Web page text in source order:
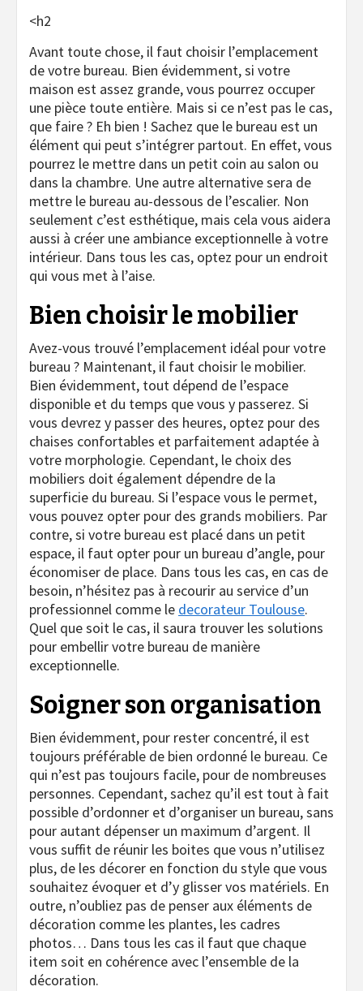
<h2
Avant toute chose, il faut choisir l’emplacement
de votre bureau. Bien évidemment, si votre
maison est assez grande, vous pourrez occuper
une pièce toute entière. Mais si ce n’est pas le cas,
que faire ? Eh bien ! Sachez que le bureau est un
élément qui peut s’intégrer partout. En effet, vous
pourrez le mettre dans un petit coin au salon ou
dans la chambre. Une autre alternative sera de
mettre le bureau au-dessous de l’escalier. Non
seulement c’est esthétique, mais cela vous aidera
aussi à créer une ambiance exceptionnelle à votre
intérieur. Dans tous les cas, optez pour un endroit
qui vous met à l’aise.
Bien choisir le mobilier
Avez-vous trouvé l’emplacement idéal pour votre
bureau ? Maintenant, il faut choisir le mobilier.
Bien évidemment, tout dépend de l’espace
disponible et du temps que vous y passerez. Si
vous devrez y passer des heures, optez pour des
chaises confortables et parfaitement adaptée à
votre morphologie. Cependant, le choix des
mobiliers doit également dépendre de la
superficie du bureau. Si l’espace vous le permet,
vous pouvez opter pour des grands mobiliers. Par
contre, si votre bureau est placé dans un petit
espace, il faut opter pour un bureau d’angle, pour
économiser de place. Dans tous les cas, en cas de
besoin, n’hésitez pas à recourir au service d’un
professionnel comme le decorateur Toulouse.
Quel que soit le cas, il saura trouver les solutions
pour embellir votre bureau de manière
exceptionnelle.
Soigner son organisation
Bien évidemment, pour rester concentré, il est
toujours préférable de bien ordonné le bureau. Ce
qui n’est pas toujours facile, pour de nombreuses
personnes. Cependant, sachez qu’il est tout à fait
possible d’ordonner et d’organiser un bureau, sans
pour autant dépenser un maximum d’argent. Il
vous suffit de réunir les boites que vous n’utilisez
plus, de les décorer en fonction du style que vous
souhaitez évoquer et d’y glisser vos matériels. En
outre, n’oubliez pas de penser aux éléments de
décoration comme les plantes, les cadres
photos… Dans tous les cas il faut que chaque
item soit en cohérence avec l’ensemble de la
décoration.